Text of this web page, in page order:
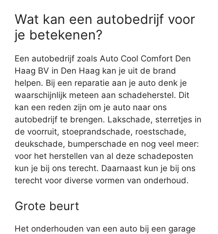
Wat kan een autobedrijf voor
je betekenen?
Een autobedrijf zoals Auto Cool Comfort Den
Haag BV in Den Haag kan je uit de brand
helpen. Bij een reparatie aan je auto denk je
waarschijnlijk meteen aan schadeherstel. Dit
kan een reden zijn om je auto naar ons
autobedrijf te brengen. Lakschade, sterretjes in
de voorruit, stoeprandschade, roestschade,
deukschade, bumperschade en nog veel meer:
voor het herstellen van al deze schadeposten
kun je bij ons terecht. Daarnaast kun je bij ons
terecht voor diverse vormen van onderhoud.
Grote beurt
Het onderhouden van een auto bij een garage